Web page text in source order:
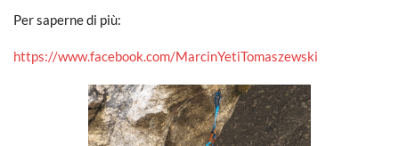
Per saperne di più:
https://www.facebook.com/MarcinYetiTomaszewski